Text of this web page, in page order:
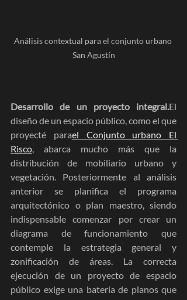
Análisis contextual para el conjunto urbano
San Agustín
Desarrollo de un proyecto integral.El
diseño de un espacio público, como el que
proyecté parael Conjunto urbano El
Risco, abarca mucho más que la
distribución de mobiliario urbano y
vegetación. Posteriormente al análisis
anterior se planifica el programa
arquitectónico o plan maestro, siendo
indispensable comenzar por crear un
diagrama de funcionamiento que
contemple la estrategia general y
zonificación de áreas. La correcta
ejecución de un proyecto de espacio
público exige una batería de planos que